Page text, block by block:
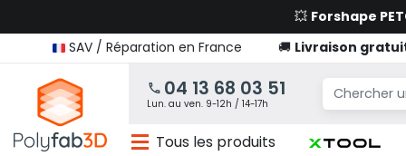
💥 Forshape
SAV / Réparation en France
🚚 Livraison
04 13 68 03 51
Lun. au ven. 9-12h / 14-17h
Tous les produits